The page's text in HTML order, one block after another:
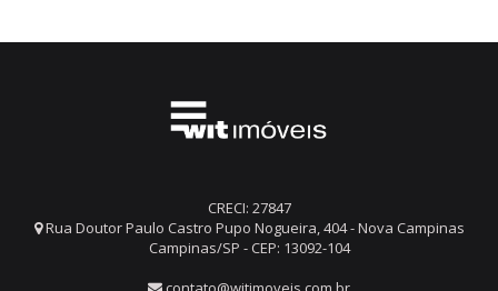
CRECI: 27847
Rua Doutor Paulo Castro Pupo Nogueira, 404 - Nova Campinas
Campinas/SP - CEP: 13092-104